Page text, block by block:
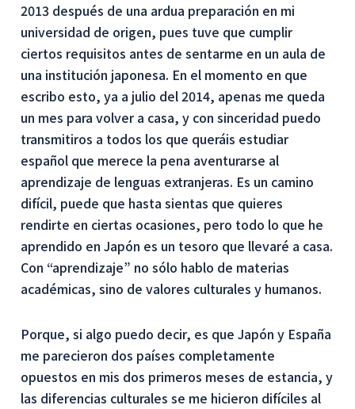
2013 después de una ardua preparación en mi
universidad de origen, pues tuve que cumplir
ciertos requisitos antes de sentarme en un aula de
una institución japonesa. En el momento en que
escribo esto, ya a julio del 2014, apenas me queda
un mes para volver a casa, y con sinceridad puedo
transmitiros a todos los que queráis estudiar
español que merece la pena aventurarse al
aprendizaje de lenguas extranjeras. Es un camino
difícil, puede que hasta sientas que quieres
rendirte en ciertas ocasiones, pero todo lo que he
aprendido en Japón es un tesoro que llevaré a casa.
Con “aprendizaje” no sólo hablo de materias
académicas, sino de valores culturales y humanos.
Porque, si algo puedo decir, es que Japón y España
me parecieron dos países completamente
opuestos en mis dos primeros meses de estancia, y
las diferencias culturales se me hicieron difíciles al